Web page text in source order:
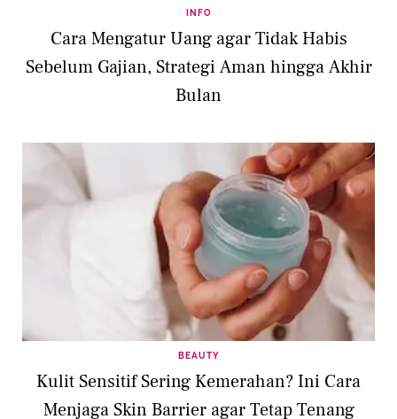
INFO
Cara Mengatur Uang agar Tidak Habis
Sebelum Gajian, Strategi Aman hingga Akhir
Bulan
BEAUTY
Kulit Sensitif Sering Kemerahan? Ini Cara
Menjaga Skin Barrier agar Tetap Tenang